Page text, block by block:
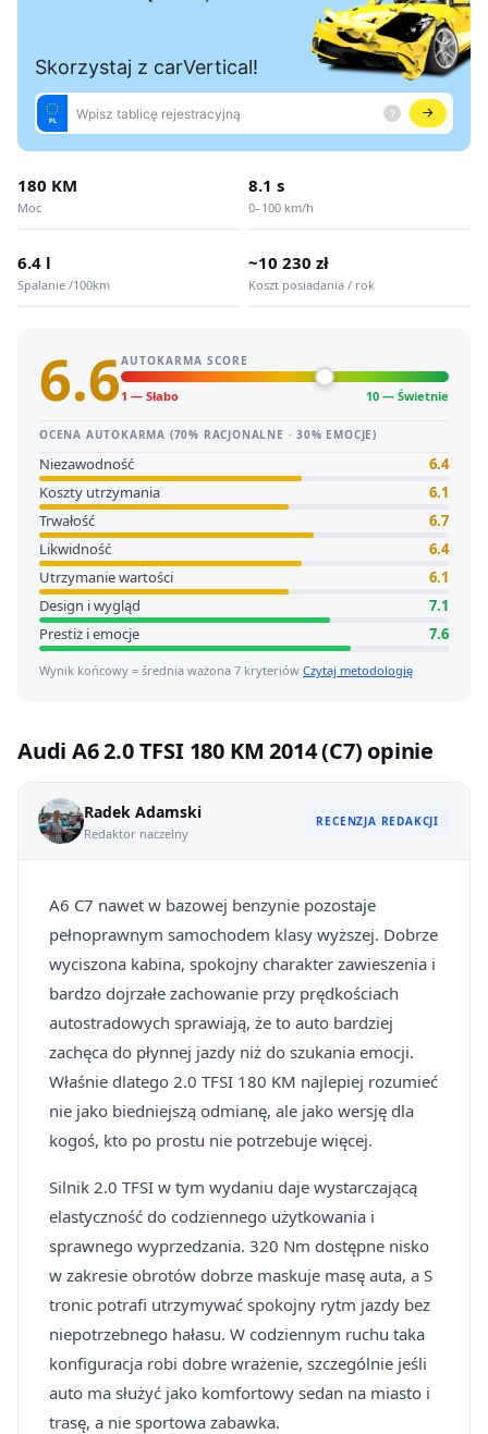
180 KM
Moc
8.1 s
0–100 km/h
6.4 l
Spalanie /100km
~10 230 zł
Koszt posiadania / rok
6.6AUTOKARMA SCORE
1 — Słabo 10 — Świetnie
OCENA AUTOKARMA (70% RACJONALNE · 30% EMOCJE)
Niezawodność
6.4
Koszty utrzymania
6.1
Trwałość
6.7
Likwidność
6.4
Utrzymanie wartości
6.1
Design i wygląd
7.1
Prestiż i emocje
7.6
Wynik końcowy = średnia ważona 7 kryteriów Czytaj metodologię
Audi A6 2.0 TFSI 180 KM 2014 (C7) opinie
Radek Adamski
Redaktor naczelny
RECENZJA REDAKCJI
A6 C7 nawet w bazowej benzynie pozostaje
pełnoprawnym samochodem klasy wyższej. Dobrze
wyciszona kabina, spokojny charakter zawieszenia i
bardzo dojrzałe zachowanie przy prędkościach
autostradowych sprawiają, że to auto bardziej
zachęca do płynnej jazdy niż do szukania emocji.
Właśnie dlatego 2.0 TFSI 180 KM najlepiej rozumieć
nie jako biedniejszą odmianę, ale jako wersję dla
kogoś, kto po prostu nie potrzebuje więcej.
Silnik 2.0 TFSI w tym wydaniu daje wystarczającą
elastyczność do codziennego użytkowania i
sprawnego wyprzedzania. 320 Nm dostępne nisko
w zakresie obrotów dobrze maskuje masę auta, a S
tronic potrafi utrzymywać spokojny rytm jazdy bez
niepotrzebnego hałasu. W codziennym ruchu taka
konfiguracja robi dobre wrażenie, szczególnie jeśli
auto ma służyć jako komfortowy sedan na miasto i
trasę, a nie sportowa zabawka.